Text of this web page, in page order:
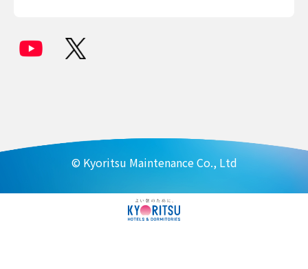
© Kyoritsu Maintenance Co., Ltd